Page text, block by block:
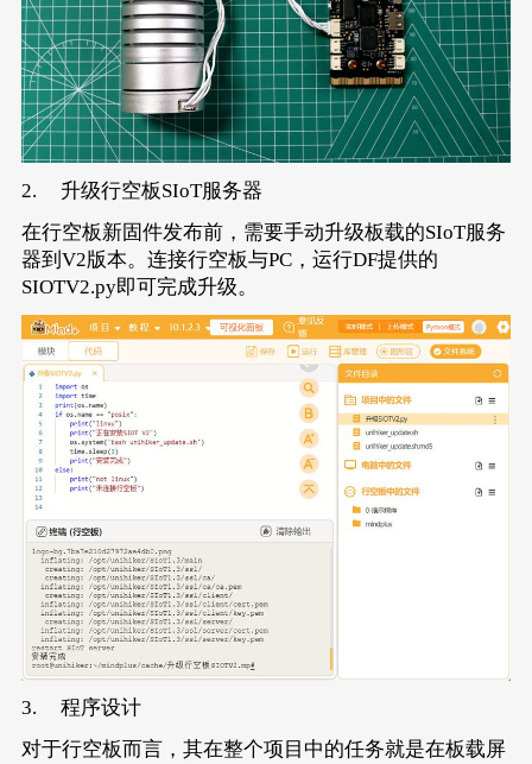
2. 升级行空板SIoT服务器
在行空板新固件发布前，需要手动升级板载的SIoT服务
器到V2版本。连接行空板与PC，运行DF提供的
SIOTV2.py即可完成升级。
3. 程序设计
对于行空板而言，其在整个项目中的任务就是在板载屏